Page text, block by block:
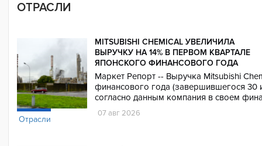
ОТРАСЛИ
Отрасли
MITSUBISHI CHEMICAL УВЕЛИЧИЛА
ВЫРУЧКУ НА 14% В ПЕРВОМ КВАРТАЛЕ
ЯПОНСКОГО ФИНАНСОВОГО ГОДА
Маркет Репорт -- Выручка Mitsubishi
финансового года (завершившегося 30
согласно данным компания в своем
07 авг 2026